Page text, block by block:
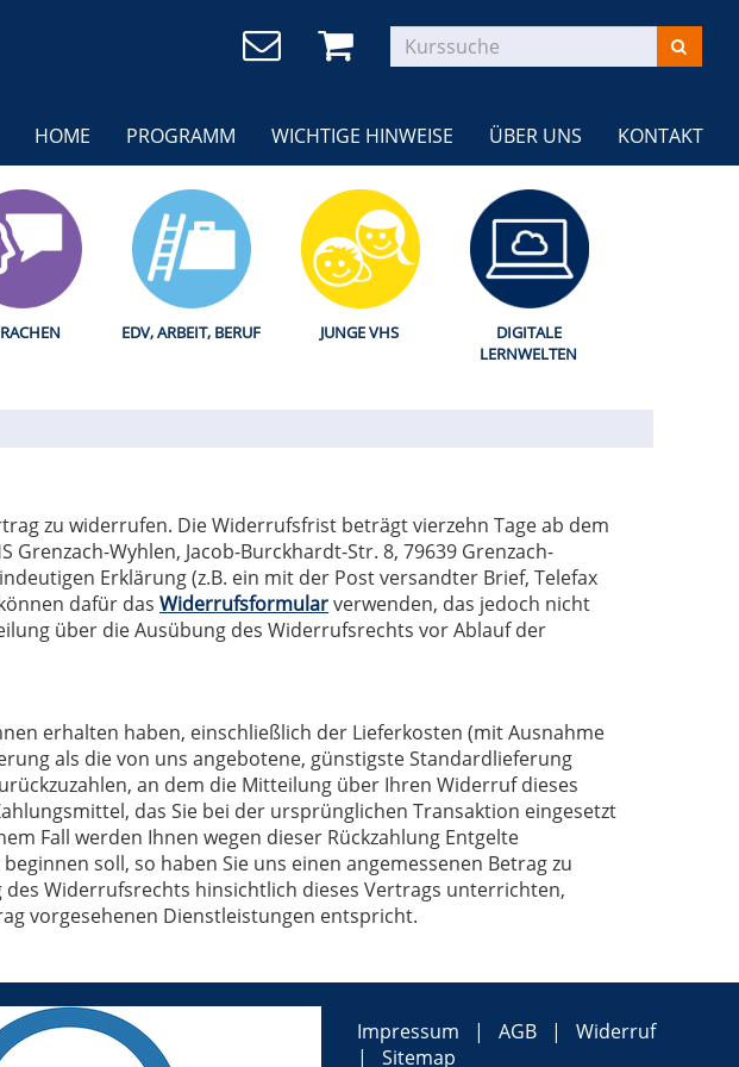
HOME PROGRAMM WICHTIGE HINWEISE ÜBER UNS KONTAKT
EDV, ARBEIT, BERUF JUNGE VHS
DIGITALE
LERNWELTEN
zu widerrufen. Die Widerrufsfrist beträgt vierzehn Tage ab dem
Wyhlen, Jacob-Burckhardt-Str. 8, 79639 Grenzach-
Erklärung (z.B. ein mit der Post versandter Brief, Telefax
dafür das Widerrufsformularverwenden, das jedoch nicht
über die Ausübung des Widerrufsrechts vor Ablauf der
erhalten haben, einschließlich der Lieferkosten (mit Ausnahme
als die von uns angebotene, günstigste Standardlieferung
an dem die Mitteilung über Ihren Widerruf dieses
das Sie bei der ursprünglichen Transaktion eingesetzt
Fall werden Ihnen wegen dieser Rückzahlung Entgelte
soll, so haben Sie uns einen angemessenen Betrag zu
Widerrufsrechts hinsichtlich dieses Vertrags unterrichten,
vorgesehenen Dienstleistungen entspricht.
Impressum AGB
Widerruf
Sitemap